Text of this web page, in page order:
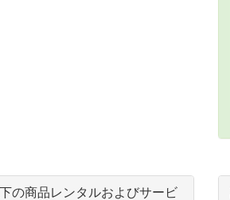
の商品レンタルおよびサービ